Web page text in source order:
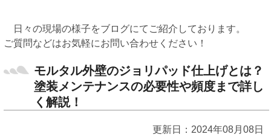
日々の現場の様子をブログにてご紹介しております。
ご質問などはお気軽にお問い合わせください！
モルタル外壁のジョリパッド仕上げとは？
塗装メンテナンスの必要性や頻度まで詳し
く解説！
更新日：2024年08月08日